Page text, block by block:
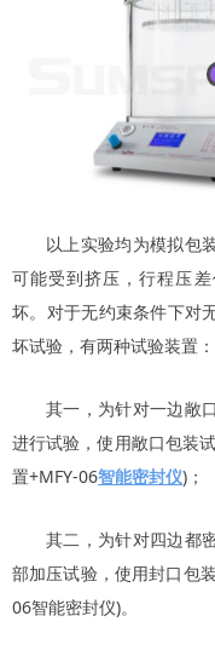
以上实验均为模拟包
可能受到挤压，行程压
坏。对于无约束条件下对
坏试验，有两种试验装置：
其一，为针对一边敞
进行试验，使用敞口包装
置+MFY-06智能密封仪)；
其二，为针对四边都
部加压试验，使用封口包
06智能密封仪)。